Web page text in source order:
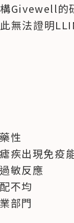
Givewell的
無法證明
性
疾出現免疫
敏反應
不均
部門